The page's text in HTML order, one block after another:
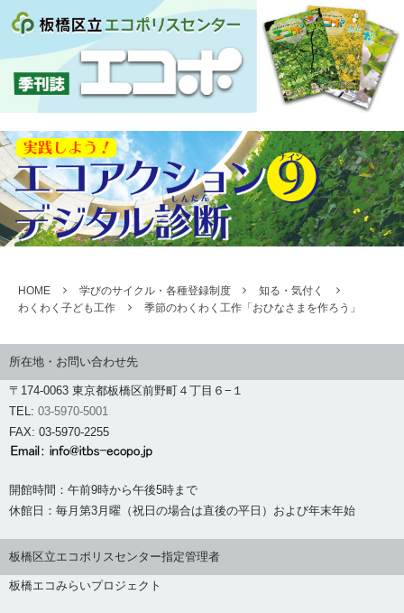
HOME 学びのサイクル・各種登録制度
知る・気付く
わくわく子ども工作
季節のわくわく工作「おひなさまを作ろう」
所在地・お問い合わせ先
〒174-0063 東京都板橋区前野町４丁目６−１
TEL: 03-5970-5001
FAX: 03-5970-2255
開館時間：午前9時から午後5時まで
休館日：毎月第3月曜（祝日の場合は直後の平日）および年末年始
板橋区立エコポリスセンター指定管理者
板橋エコみらいプロジェクト